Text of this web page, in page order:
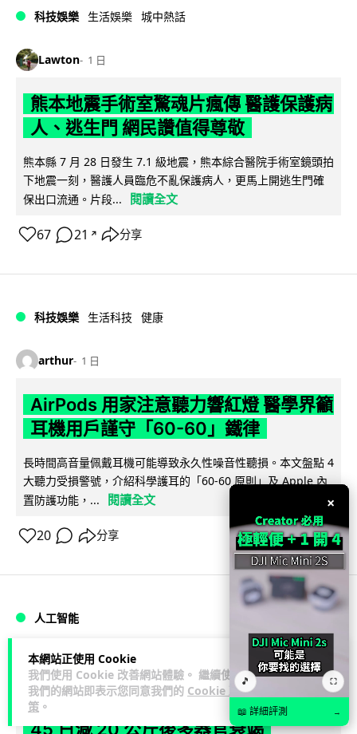
本網站正使用 Cookie
我們使用 Cookie 改善網站體驗。 繼續使用
我們的網站即表示您同意我們的 Cookie 政
策 。
科技娛樂 生活娛樂 城中熱話
Lawton 1 日
熊本地震手術室驚魂片瘋傳 醫護保護病
人、逃生門 網民讚值得尊敬
熊本縣 7 月 28 日發生 7.1 級地震，熊本綜合醫院手術室鏡頭拍
下地震一刻，醫護人員臨危不亂保護病人，更馬上開逃生門確
保出口流通。片段...
閱讀全文
67 21 ↗ 分享
科技娛樂 生活科技 健康
arthur 1 日
AirPods 用家注意聽力響紅燈 醫學界籲
耳機用戶謹守「60-60」鐵律
長時間高音量佩戴耳機可能導致永久性噪音性聽損。本文盤點 4
大聽力受損警號，介紹科學護耳的「60-60 原則」及 Apple 內
置防護功能，...
閱讀全文
20 分享
人工智能
arthur 1 日
AI 減肥餐單配合高強度操練 成都男
45 日減 20 公斤後多器官衰竭
×
🎵 ⛶
📖 詳細評測 →